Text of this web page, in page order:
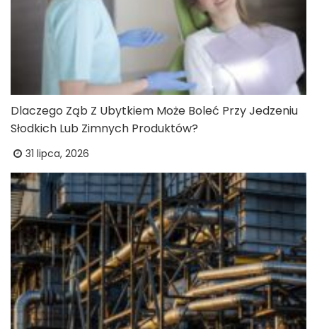
Dlaczego Ząb Z Ubytkiem Może Boleć Przy Jedzeniu
Słodkich Lub Zimnych Produktów?
31 lipca, 2026